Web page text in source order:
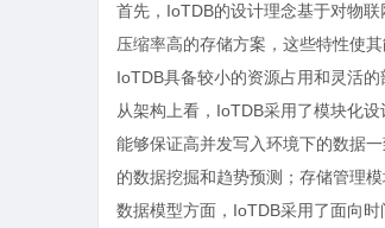
首先，IoTDB的设计理念基于对物
压缩率高的存储方案，这些特性使
IoTDB具备较小的资源占用和灵活
从架构上看，IoTDB采用了模块化
能够保证高并发写入环境下的数据
的数据挖掘和趋势预测；存储管理
数据模型方面，IoTDB采用了面向